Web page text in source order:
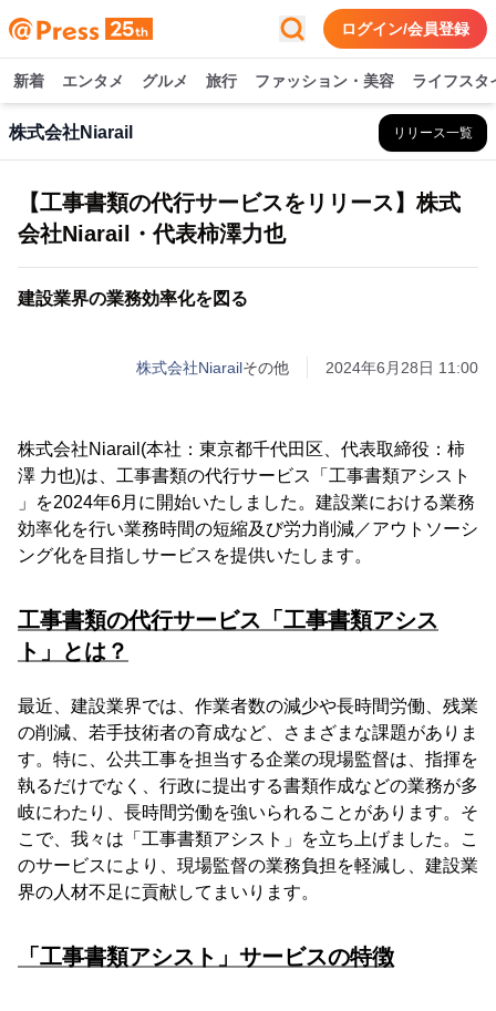
ログイン/会員登録
新着 エンタメ グルメ 旅行 ファッション・美容 ライフスタ
株式会社Niarail リリース一覧
【工事書類の代行サービスをリリース】株式
会社Niarail・代表柿澤力也
建設業界の業務効率化を図る
株式会社Niarailその他 2024年6月28日 11:00
株式会社Niarail(本社：東京都千代田区、代表取締役：柿
澤 力也)は、工事書類の代行サービス「工事書類アシスト
」を2024年6月に開始いたしました。建設業における業務
効率化を行い業務時間の短縮及び労力削減／アウトソーシ
ング化を目指しサービスを提供いたします。
工事書類の代行サービス「工事書類アシス
ト」とは？
最近、建設業界では、作業者数の減少や長時間労働、残業
の削減、若手技術者の育成など、さまざまな課題がありま
す。特に、公共工事を担当する企業の現場監督は、指揮を
執るだけでなく、行政に提出する書類作成などの業務が多
岐にわたり、長時間労働を強いられることがあります。そ
こで、我々は「工事書類アシスト」を立ち上げました。こ
のサービスにより、現場監督の業務負担を軽減し、建設業
界の人材不足に貢献してまいります。
「工事書類アシスト」サービスの特徴